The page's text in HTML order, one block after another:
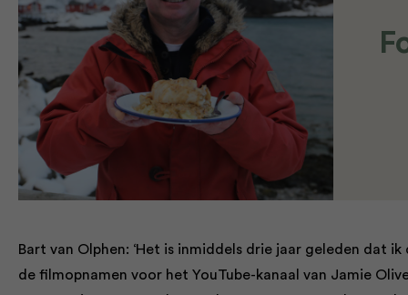
Bart van Olphen: ‘Het is inmiddels drie jaar geleden dat
de filmopnamen voor het YouTube-kanaal van Jamie